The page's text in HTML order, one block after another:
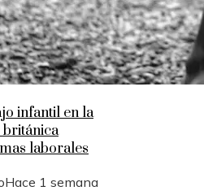
infantil en la
laborales
Hace 1 semana